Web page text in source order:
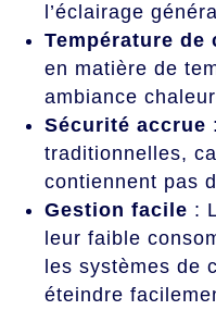
l’éclairage
Température
en matière de
ambiance
Sécurité accrue
traditionnelles,
contiennent pas
Gestion facile :
leur faible
les systèmes de
éteindre